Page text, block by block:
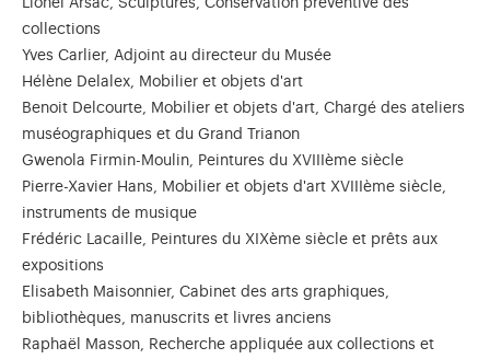
Lionel Arsac, Sculptures, Conservation préventive des
collections
Yves Carlier, Adjoint au directeur du Musée
Hélène Delalex, Mobilier et objets d'art
Benoit Delcourte, Mobilier et objets d'art, Chargé des ateliers
muséographiques et du Grand Trianon
Gwenola Firmin-Moulin, Peintures du XVIIIème siècle
Pierre-Xavier Hans, Mobilier et objets d'art XVIIIème siècle,
instruments de musique
Frédéric Lacaille, Peintures du XIXème siècle et prêts aux
expositions
Elisabeth Maisonnier, Cabinet des arts graphiques,
bibliothèques, manuscrits et livres anciens
Raphaël Masson, Recherche appliquée aux collections et